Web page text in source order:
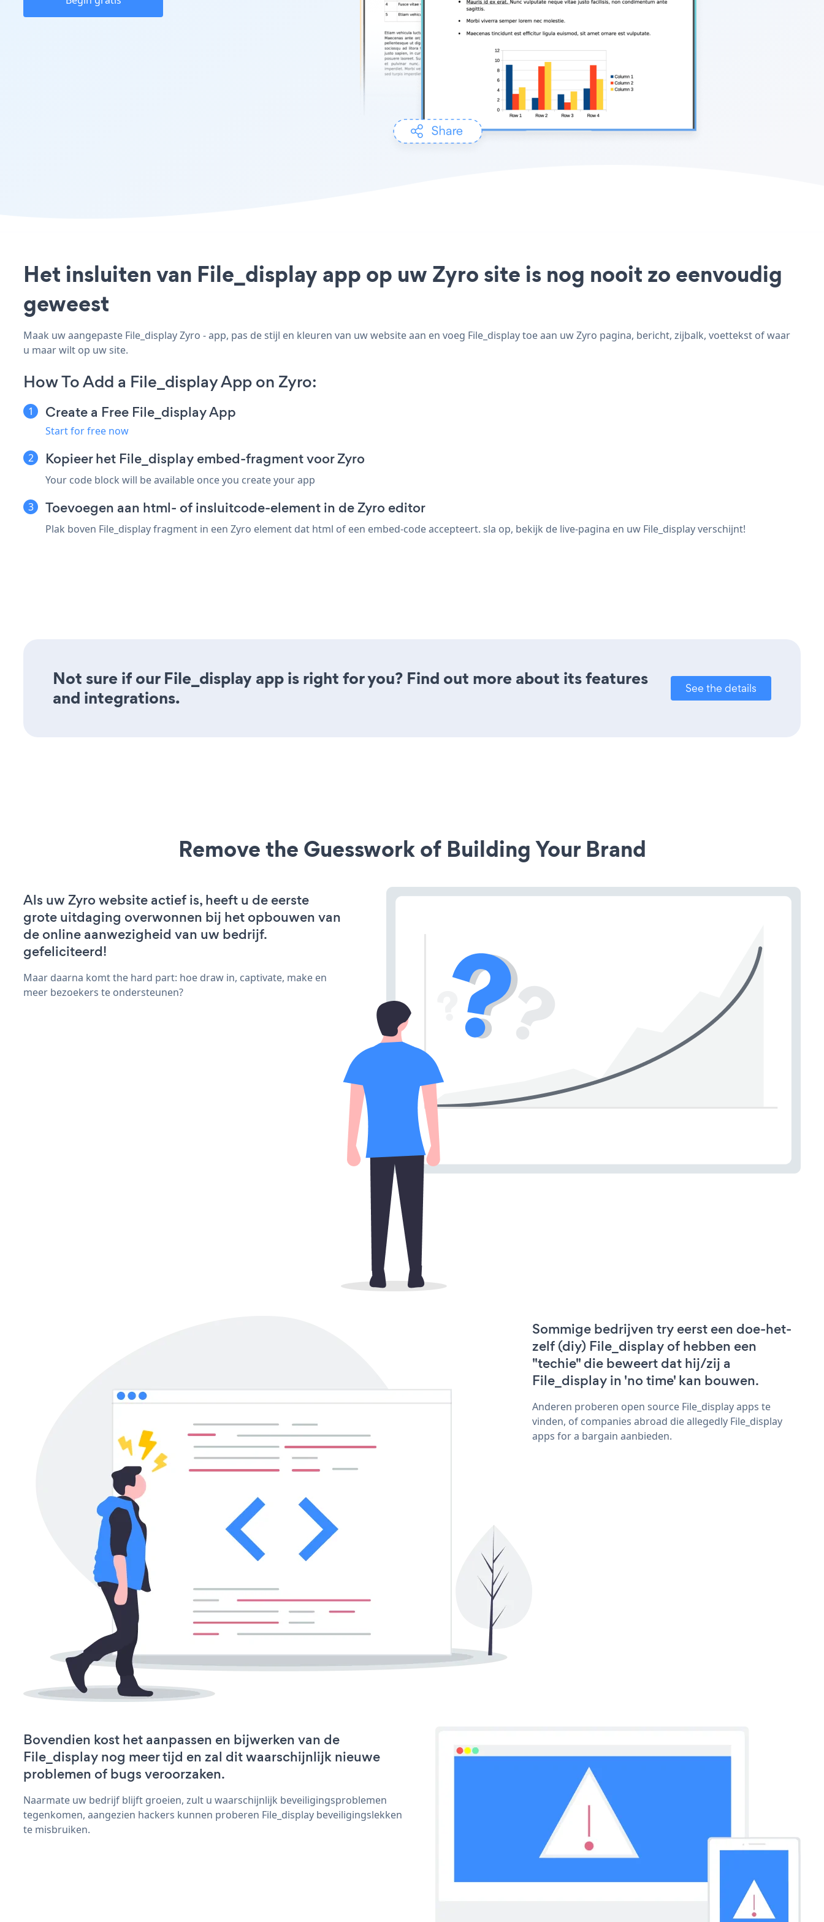
Het insluiten van File_display app op uw Zyro site is nog nooit zo eenvoudig
geweest
Maak uw aangepaste File_display Zyro - app, pas de stijl en kleuren van uw website aan en voeg File_display toe aan uw Zyro pagina, bericht, zijbalk, voettekst of waar
u maar wilt op uw site.
How To Add a File_display App on Zyro:
Create a Free File_display App
Start for free now
Kopieer het File_display embed-fragment voor Zyro
Your code block will be available once you create your app
Toevoegen aan html- of insluitcode-element in de Zyro editor
Plak boven File_display fragment in een Zyro element dat html of een embed-code accepteert. sla op, bekijk de live-pagina en uw File_display verschijnt!
Not sure if our File_display app is right for you? Find out more about its features
and integrations.
See the details
Remove the Guesswork of Building Your Brand
Als uw Zyro website actief is, heeft u de eerste
grote uitdaging overwonnen bij het opbouwen van
de online aanwezigheid van uw bedrijf.
gefeliciteerd!
Maar daarna komt the hard part: hoe draw in, captivate, make en
meer bezoekers te ondersteunen?
Sommige bedrijven try eerst een doe-het-
zelf (diy) File_display of hebben een
"techie" die beweert dat hij/zij a
File_display in 'no time' kan bouwen.
Anderen proberen open source File_display apps te
vinden, of companies abroad die allegedly File_display
apps for a bargain aanbieden.
Bovendien kost het aanpassen en bijwerken van de
File_display nog meer tijd en zal dit waarschijnlijk nieuwe
problemen of bugs veroorzaken.
Naarmate uw bedrijf blijft groeien, zult u waarschijnlijk beveiligingsproblemen
tegenkomen, aangezien hackers kunnen proberen File_display beveiligingslekken
te misbruiken.